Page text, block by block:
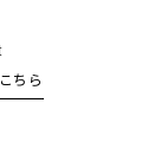
ちら